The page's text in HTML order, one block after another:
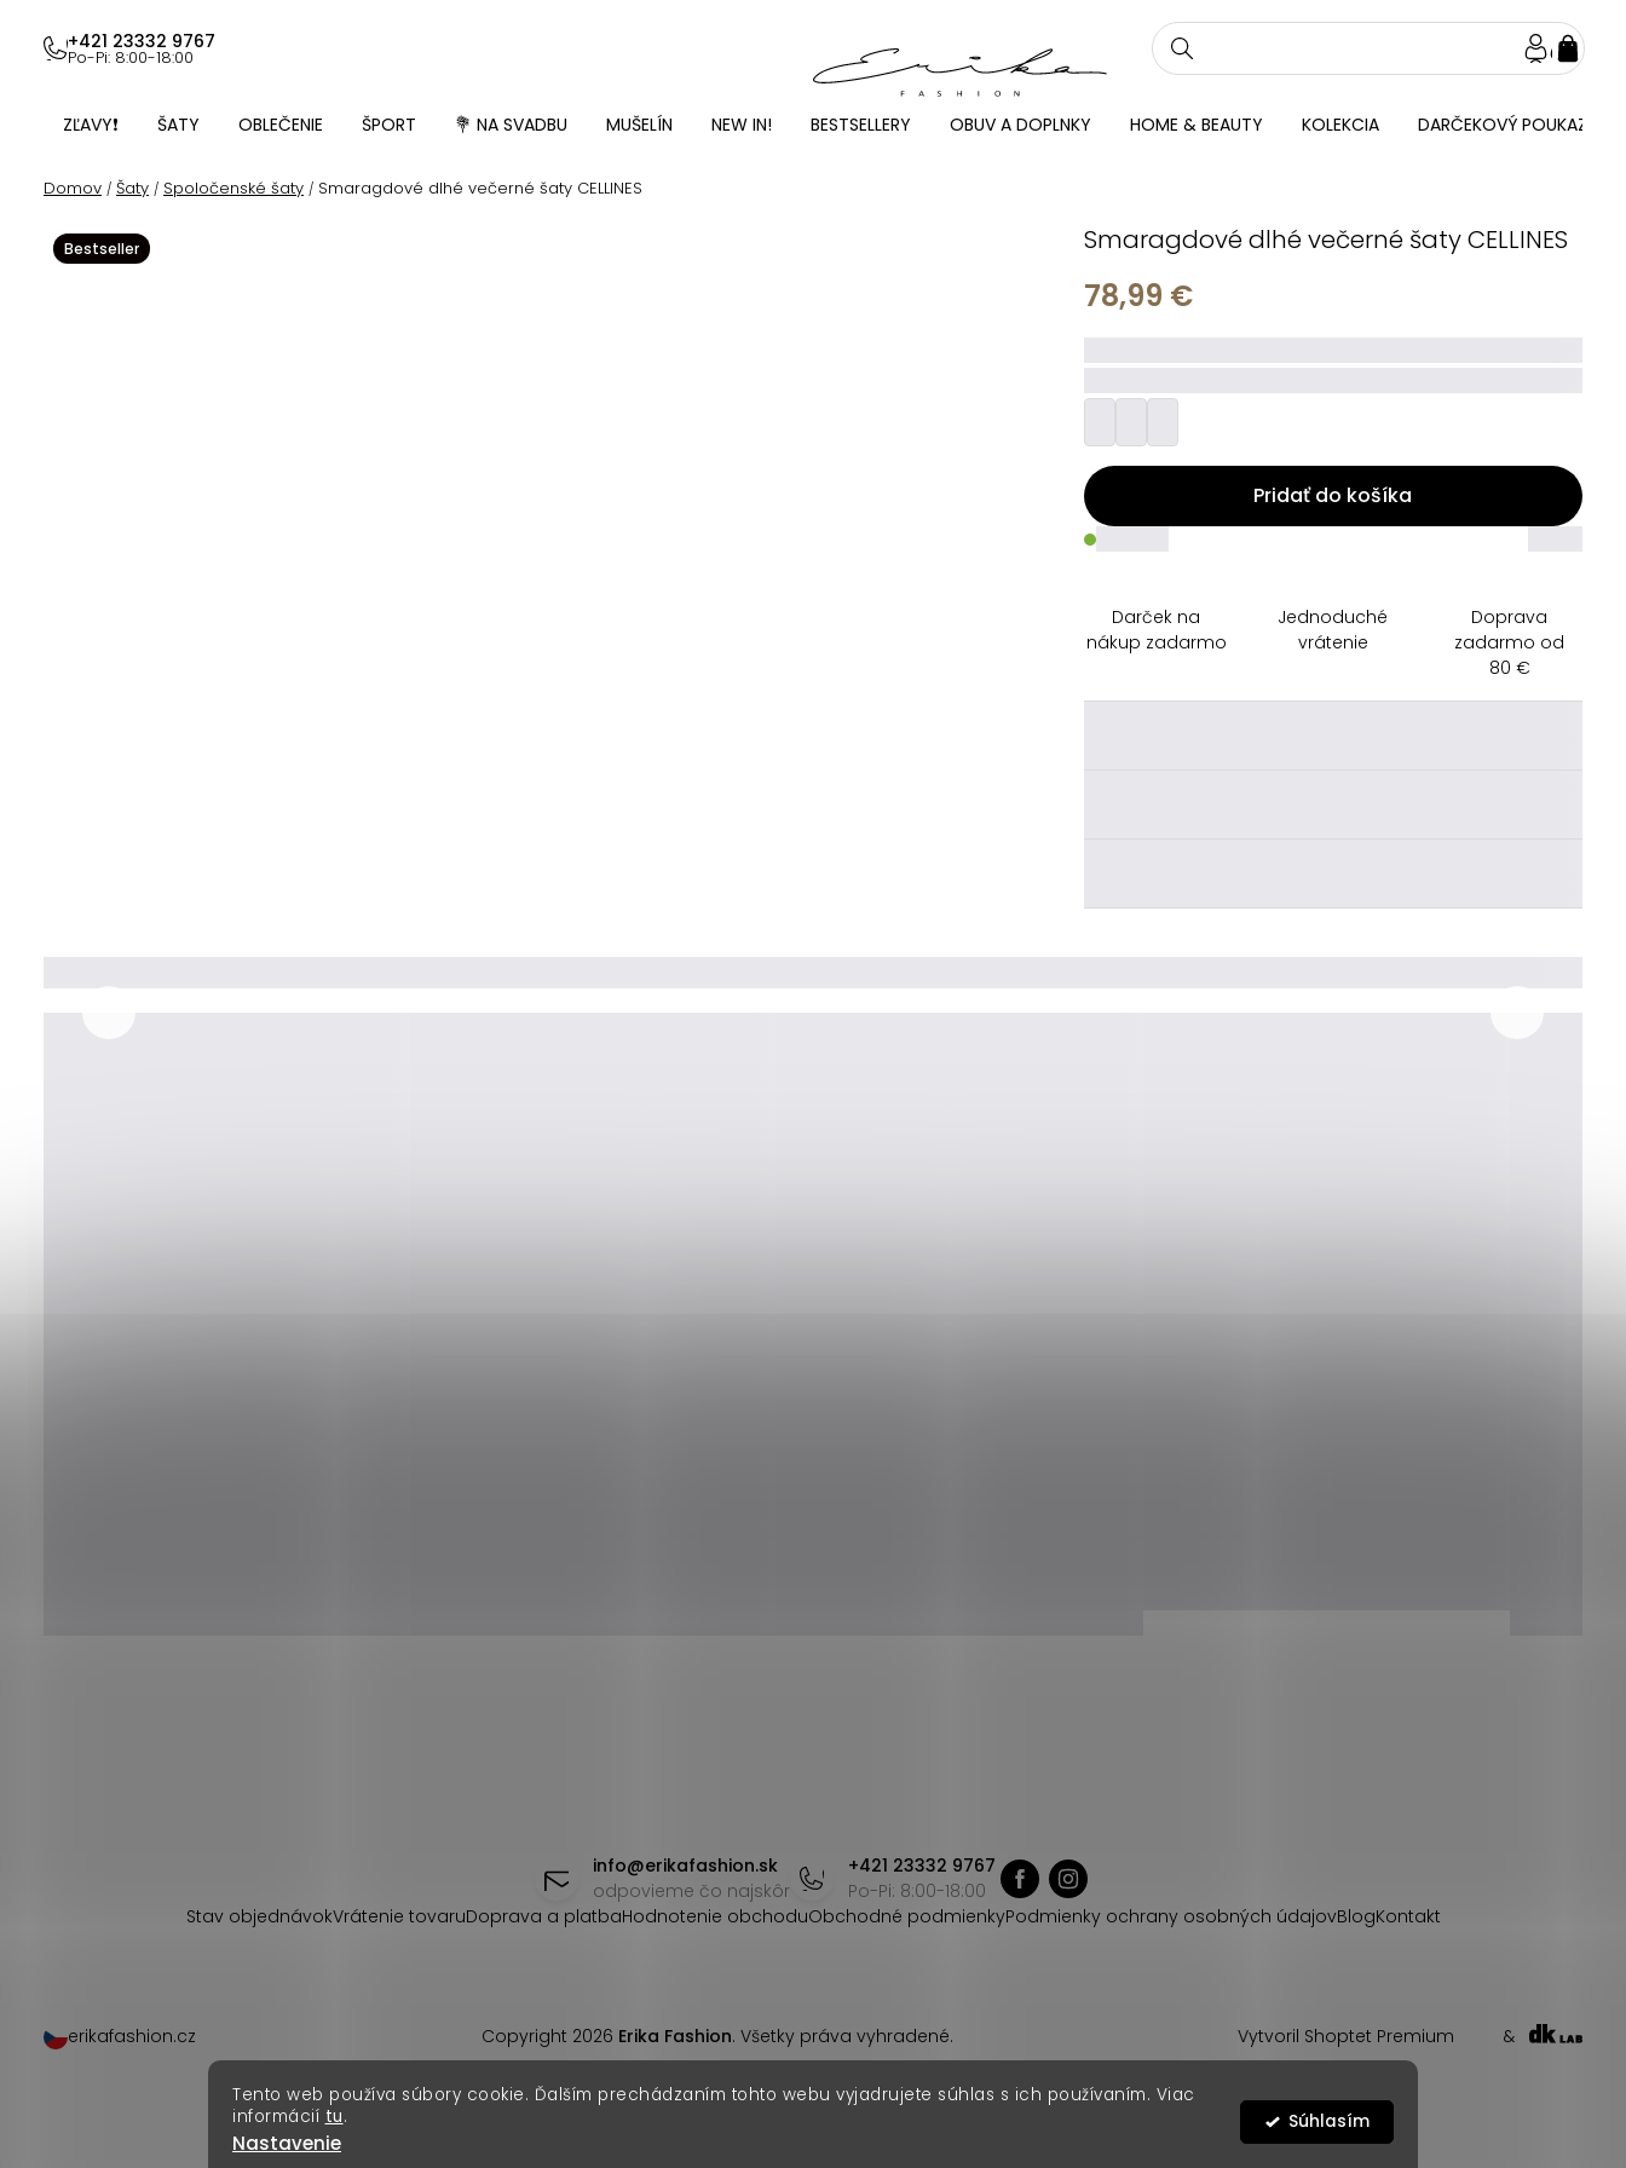
Tento web používa súbory cookie. Ďalším prechádzaním tohto webu vyjadrujete súhlas s ich používaním. Viac
informácií tu.
Nastavenie
Súhlasím
obsah
+421 23332 9767
Po-Pi: 8:00-18:00
ZĽAVY❗ ŠATY OBLEČENIE ŠPORT 💐 NA SVADBU MUŠELÍN NEW IN! BESTSELLERY OBUV A DOPLNKY HOME & BEAUTY KOLEKCIA DARČEKOVÝ POUKAZ
Domov / Šaty / Spoločenské šaty / Smaragdové dlhé večerné šaty CELLINES
Smaragdové dlhé večerné šaty CELLINES
Bestseller
78,99 €
Pridať do košíka
_____
Darček na
nákup zadarmo
Jednoduché
vrátenie
Doprava
zadarmo od
80 €
info@erikafashion.sk
odpovieme čo najskôr
+421 23332 9767
Po-Pi: 8:00-18:00
Stav objednávokVrátenie tovaruDoprava a platbaHodnotenie obchoduObchodné podmienkyPodmienky ochrany osobných údajovBlogKontakt
Vytvoril Shoptet Premium &
Copyright 2026 Erika Fashion. Všetky práva vyhradené.
erikafashion.cz